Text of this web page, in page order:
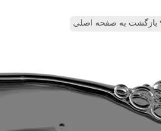
بازگشت به صفحه اصلی